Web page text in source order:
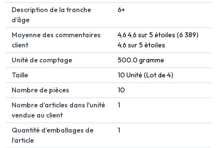
Description de la tranche
d’âge
6+
Moyenne des commentaires
client
4,6 4,6 sur 5 étoiles (6 389)
4,6 sur 5 étoiles
Unité de comptage
500.0 gramme
Taille
10 Unité (Lot de 4)
Nombre de pièces
10
Nombre d’articles dans l'unité
vendue au client
1
Quantité d’emballages de
l’article
1